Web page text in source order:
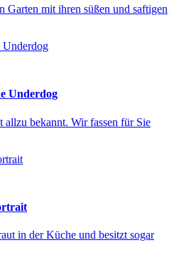
Garten mit ihren süßen und saftigen
Underdog
bekannt. Wir fassen für Sie
in der Küche und besitzt sogar